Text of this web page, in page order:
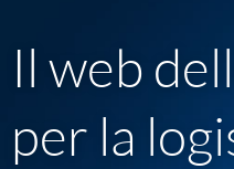
Il web
per la